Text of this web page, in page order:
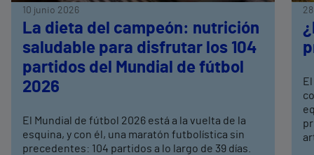
10 junio 2026
La dieta del campeón: nutrición
saludable para disfrutar los 104
partidos del Mundial de fútbol
2026
El Mundial de fútbol 2026 está a la vuelta de la
esquina, y con él, una maratón futbolística sin
precedentes: 104 partidos a lo largo de 39 días.